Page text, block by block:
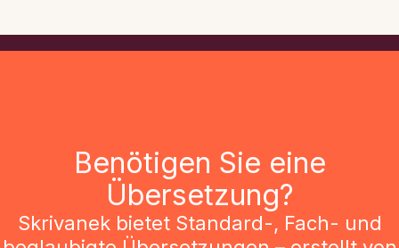
Benötigen Sie eine
Übersetzung?
Skrivanek bietet Standard-, Fach- und